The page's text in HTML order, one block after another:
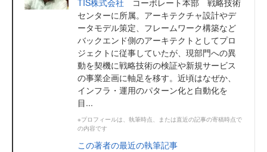
TIS株式会社 コーポレート本部 戦略技術
センターに所属。アーキテクチャ設計やデ
ータモデル策定、フレームワーク構築など
バックエンド側のアーキテクトとしてプロ
ジェクトに従事していたが、現部門への異
動を契機に戦略技術の検証や新規サービス
の事業企画に軸足を移す。近頃はなぜか、
インフラ・運用のパターン化と自動化を
目...
※プロフィールは、執筆時点、または直近の記事の寄稿時点で
の内容です
この著者の最近の執筆記事